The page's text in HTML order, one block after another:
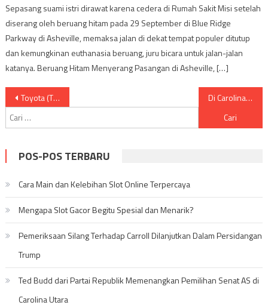
Sepasang suami istri dirawat karena cedera di Rumah Sakit Misi setelah
diserang oleh beruang hitam pada 29 September di Blue Ridge
Parkway di Asheville, memaksa jalan di dekat tempat populer ditutup
dan kemungkinan euthanasia beruang, juru bicara untuk jalan-jalan
katanya. Beruang Hitam Menyerang Pasangan di Asheville, […]
Navigasi
pos
Toyota (TM) Akan Bangun Pabrik Baterai AS Pertama di Carolina UtaraToyota (TM) Akan Bangun Pabrik Baterai AS Pertama di Carolina Utara Di Carolina Selatan, lewati Charleston yang ramai menuju Beaufort yang tenang
Cari
POS-POS TERBARU
Cara Main dan Kelebihan Slot Online Terpercaya
Mengapa Slot Gacor Begitu Spesial dan Menarik?
Pemeriksaan Silang Terhadap Carroll Dilanjutkan Dalam Persidangan
Trump
Ted Budd dari Partai Republik Memenangkan Pemilihan Senat AS di
Carolina Utara